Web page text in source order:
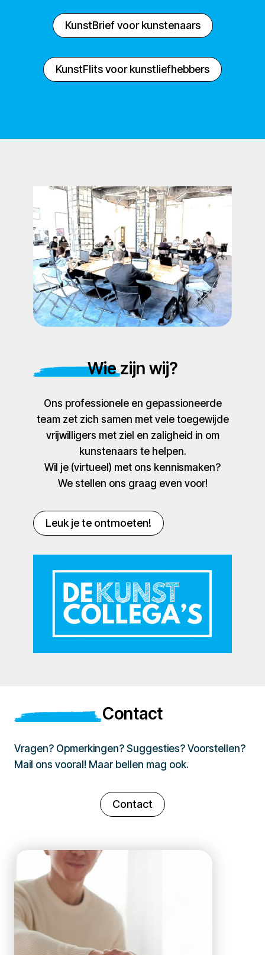
KunstBrief voor kunstenaars
KunstFlits voor kunstliefhebbers
Wie zijn wij?
Ons professionele en gepassioneerde
team zet zich samen met vele toegewijde
vrijwilligers met ziel en zaligheid in om
kunstenaars te helpen.
Wil je (virtueel) met ons kennismaken?
We stellen ons graag even voor!
Leuk je te ontmoeten!
Contact
Vragen? Opmerkingen? Suggesties? Voorstellen?
Mail ons vooral! Maar bellen mag ook.
Contact